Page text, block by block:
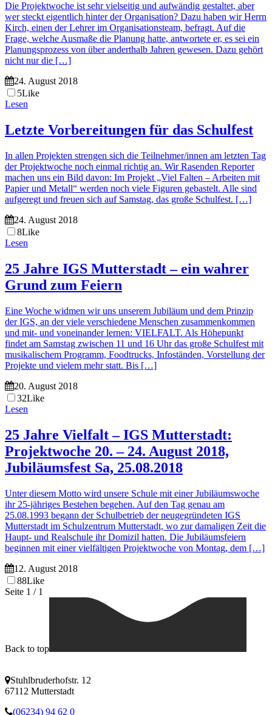
Die Projektwoche ist sehr vielseitig und aufwändig gestaltet, aber
wer steckt eigentlich hinter der Organisation? Dazu haben wir Herrn
Kirch, einen der Lehrer im Organisationsteam, befragt. Auf die
Frage, welche Ausmaße die Planung hatte, antwortete er, es sei ein
Planungsprozess von über anderthalb Jahren gewesen. Dazu gehört
nicht nur die […]
24. August 2018
5Like
Lesen
Letzte Vorbereitungen für das Schulfest
In allen Projekten strengen sich die Teilnehmer/innen am letzten Tag
der Projektwoche noch einmal richtig an. Wir Rasenden Reporter
machen uns ein Bild davon: Im Projekt „Viel Falten – Arbeiten mit
Papier und Metall“ werden noch viele Figuren gebastelt. Alle sind
aufgeregt und freuen sich auf Samstag, das große Schulfest. […]
24. August 2018
8Like
Lesen
25 Jahre IGS Mutterstadt – ein wahrer
Grund zum Feiern
Eine Woche widmen wir uns unserem Jubiläum und dem Prinzip
der IGS, an der viele verschiedene Menschen zusammenkommen
und mit- und voneinander lernen: VIELFALT. Als Höhepunkt
findet am Samstag zwischen 11 und 16 Uhr das große Schulfest mit
musikalischem Programm, Foodtrucks, Infoständen, Vorstellung der
Projekte und vielem mehr statt. Bis […]
20. August 2018
32Like
Lesen
25 Jahre Vielfalt – IGS Mutterstadt:
Projektwoche 20. – 24. August 2018,
Jubiläumsfest Sa, 25.08.2018
Unter diesem Motto wird unsere Schule mit einer Jubiläumswoche
ihr 25-jähriges Bestehen begehen. Auf den Tag genau am
25.08.1993 begann der Schulbetrieb der neugegründeten IGS
Mutterstadt im Schulzentrum Mutterstadt, wo zur damaligen Zeit die
Haupt- und Realschule ihr Domizil hatten. Die Jubiläumsfeiern
beginnen mit einer vielfältigen Projektwoche von Montag, dem […]
12. August 2018
88Like
Seite 1 / 1
Back to top
Stuhlbruderhofstr. 12
67112 Mutterstadt
(06234) 94 62 0